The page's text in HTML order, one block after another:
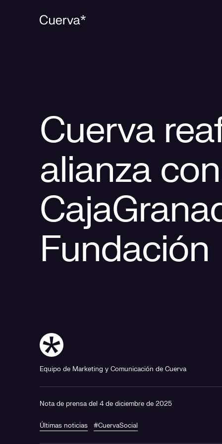
Cuerva
alianza con
Fundación
Equipo de Marketing y Comunicación de Cuerva
Nota de prensa del 4 de diciembre de 2025
Últimas noticias #CuervaSocial